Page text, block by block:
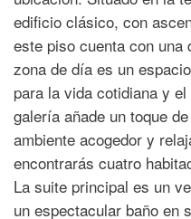
edificio clásico, con
este piso cuenta con
zona de día es un
para la vida cotidiana y
galería añade un toque
ambiente acogedor y
encontrarás cuatro
La suite principal es un
un espectacular baño en